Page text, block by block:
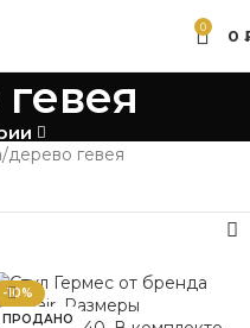
0 0
дерево гевея
-10%
ПРОДАНО